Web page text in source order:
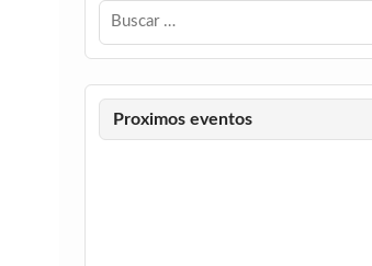
Proximos eventos